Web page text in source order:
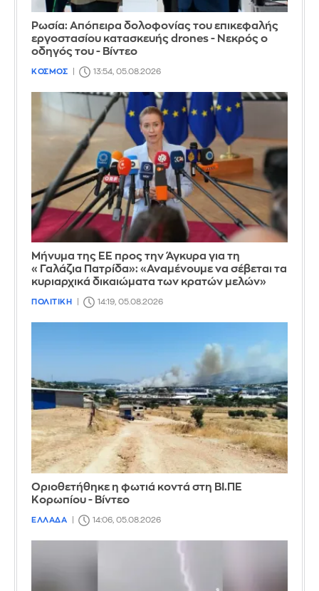
Ρωσία: Απόπειρα δολοφονίας του επικεφαλής
εργοστασίου κατασκευής drones - Νεκρός ο
οδηγός του - Βίντεο
ΚΟΣΜΟΣ 13:54, 05.08.2026
Μήνυμα της ΕΕ προς την Άγκυρα για τη
«Γαλάζια Πατρίδα»: «Αναμένουμε να σέβεται τα
κυριαρχικά δικαιώματα των κρατών μελών»
ΠΟΛΙΤΙΚΗ 14:19, 05.08.2026
Οριοθετήθηκε η φωτιά κοντά στη ΒΙ.ΠΕ
Κορωπίου - Βίντεο
ΕΛΛΑΔΑ 14:06, 05.08.2026